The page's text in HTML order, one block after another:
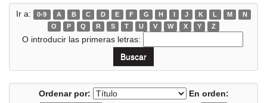
Ir a: 0-9 A B C D E F G H I J K L M
N
O
P Q R S T U V W X Y Z
O introducir las primeras letras:
Ordenar por:
En orden: